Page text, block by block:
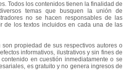
Todos los contenidos tienen la finalidad de
temas que busquen la unión de
no se hacen responsables de las
de los textos incluidos en cada una de las
propiedad de sus respectivos autores o
informativos, ilustrativos y sin fines de
en cuestión inmediatamente o se
es gratuito y no genera ingresos de